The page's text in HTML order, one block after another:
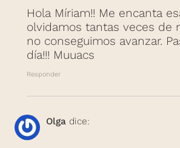
Hola Míriam!! Me encanta
olvidamos tantas veces de
no conseguimos avanzar.
día!!! Muuacs
Responder
Olga dice: